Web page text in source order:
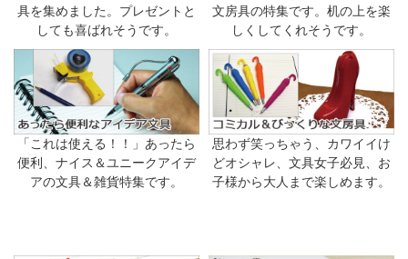
具を集めました。プレゼントと
しても喜ばれそうです。
文房具の特集です。机の上を楽
しくしてくれそうです。
「これは使える！！」あったら
便利、ナイス＆ユニークアイデ
アの文具＆雑貨特集です。
思わず笑っちゃう、カワイイけ
どオシャレ、文具女子必見、お
子様から大人まで楽しめます。